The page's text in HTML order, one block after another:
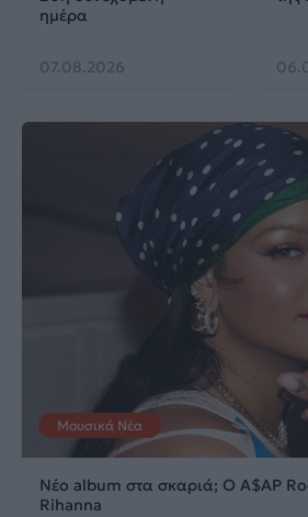
ημέρα
07.08.2026
Μουσικά Νέα
Νέο album στα σκαριά; Ο A$AP
Rihanna